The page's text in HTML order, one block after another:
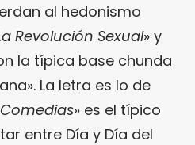
al hedonismo
Revolución Sexual» y
la típica base chunda
La letra es lo de
» es el típico
entre Día y Día del